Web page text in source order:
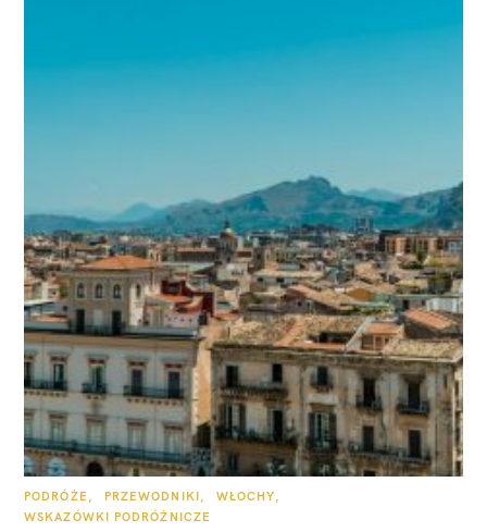
K
T
PODRÓŻE PRZEWODNIKI
WŁOCHY
WSKAZÓWKI PODRÓŻNICZE